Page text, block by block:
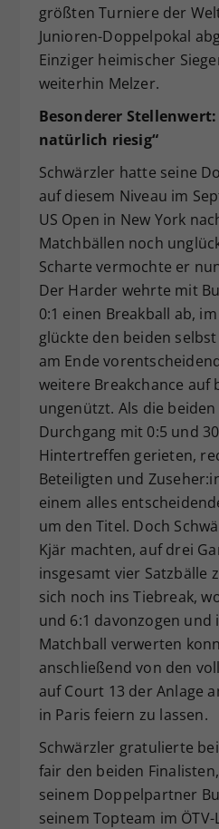
größten Turniere der
Junioren-Doppelpokal
Einziger heimischer
weiterhin Melzer.
Besonderer
natürlich riesig“
Schwärzler hatte seine
auf diesem Niveau im
US Open in New York
Matchbällen noch
Scharte vermochte er
Der Harder wehrte mit
0:1 einen Breakball ab,
glückte den beiden
am Ende
weitere Breakchance auf
ungenützt. Als die
Durchgang mit 0:5 und
Hintertreffen gerieten,
Beteiligten und
einem alles
um den Titel. Doch
Kjär machten, auf drei
insgesamt vier Satzbälle
sich noch ins Tiebreak,
und 6:1 davonzogen
Matchball verwerten
anschließend von den
auf Court 13 der Anlage
in Paris feiern zu lassen.
Schwärzler gratulierte
fair den beiden
seinem Doppelpartner
seinem Topteam im